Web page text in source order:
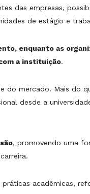
das empresas,
de estágio e
enquanto as
a instituição.
do mercado. Mais do
desde a
, promovendo uma
acadêmicas,